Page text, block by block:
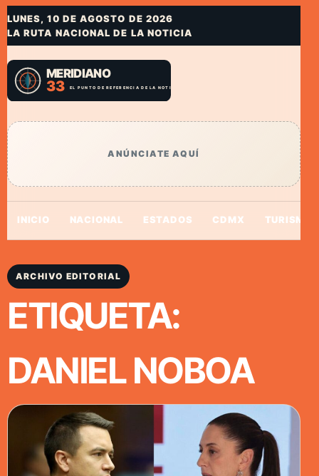
LUNES, 10 DE AGOSTO DE 2026
LA RUTA NACIONAL DE LA NOTICIA
ANÚNCIATE AQUÍ
INICIO NACIONAL ESTADOS CDMX TURISMO
ARCHIVO EDITORIAL
ETIQUETA:
DANIEL NOBOA